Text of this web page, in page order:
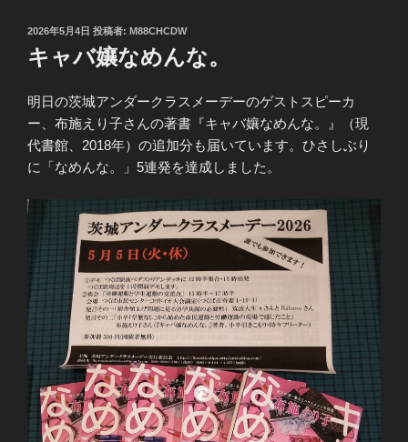
投
稿
日:
2026年5月4日 投稿者: M88CHCDW
キャバ孃なめんな。
明日の茨城アンダークラスメーデーのゲストスピーカ
ー、布施えり子さんの著書『キャバ孃なめんな。』（現
代書館、2018年）の追加分も届いています。ひさしぶり
に「なめんな。」5連発を達成しました。